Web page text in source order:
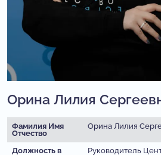
Орина Лилия
Фамилия Имя
Отчество
Орина Лилия
Должность в
Руководитель